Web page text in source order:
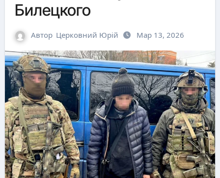
Билецкого
Автор Церковний Юрій Мар 13, 2026